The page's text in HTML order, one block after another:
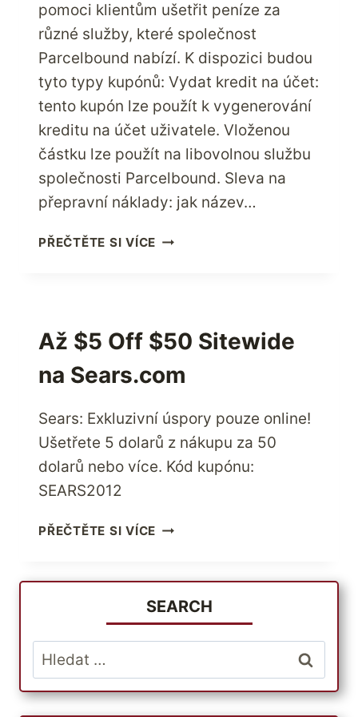
pomoci klientům ušetřit peníze za
různé služby, které společnost
Parcelbound nabízí. K dispozici budou
tyto typy kupónů: Vydat kredit na účet:
tento kupón lze použít k vygenerování
kreditu na účet uživatele. Vloženou
částku lze použít na libovolnou službu
společnosti Parcelbound. Sleva na
přepravní náklady: jak název…
PŘEČTĚTE SI VÍCE SPOLEČNOST
SLUŽBU,
KTERÁ
POMÁHÁ
KLIENTŮM
UŠETŘIT
PENÍZE
Až $5 Off $50 Sitewide
na Sears.com
Sears: Exkluzivní úspory pouze online!
Ušetřete 5 dolarů z nákupu za 50
dolarů nebo více. Kód kupónu:
SEARS2012
PŘEČTĚTE SI VÍCE AŽ
$50
SITEWIDE
NA
SEARS.COM
SEARCH
Vyhledávání